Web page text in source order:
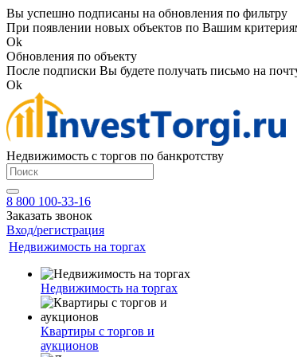
Вы успешно подписаны на обновления по фильтру
При появлении новых объектов по Вашим
Ok
Обновления по объекту
После подписки Вы будете получать письмо на
Ok
Недвижимость с торгов по банкротству
8 800 100-33-16
Заказать звонок
Вход/регистрация
Недвижимость на торгах
Недвижимость на торгах
Квартиры с торгов и
аукционов